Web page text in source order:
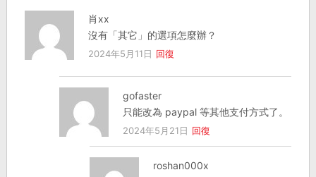
肖xx
沒有「其它」的選項怎麼辦？
2024年5月11日 回復
gofaster
只能改為 paypal 等其他支付方式了。
2024年5月21日 回復
roshan000x